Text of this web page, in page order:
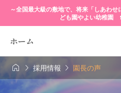
～全国最大級の敷地で、将来「しあわ
ども園やよい幼稚園
ホーム
 採用情報  園長の声